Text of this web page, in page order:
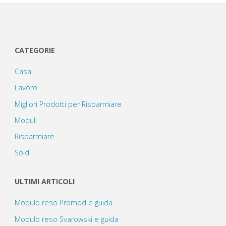
CATEGORIE
Casa
Lavoro
Migliori Prodotti per Risparmiare
Moduli
Risparmiare
Soldi
ULTIMI ARTICOLI
Modulo reso Promod e guida
Modulo reso Svarowski e guida